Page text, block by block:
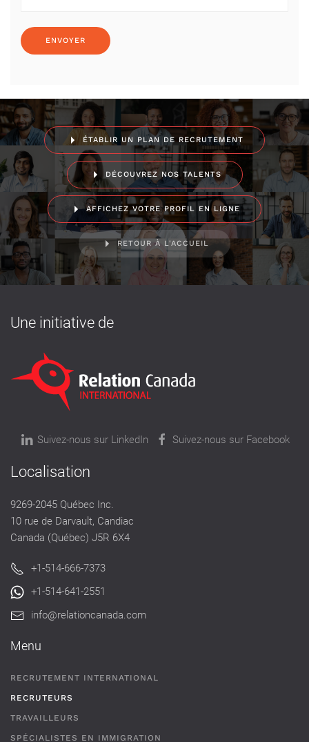
ÉTABLIR UN PLAN DE RECRUTEMENT
DÉCOUVREZ NOS TALENTS
AFFICHEZ VOTRE PROFIL EN LIGNE
RETOUR À L'ACCUEIL
Une initiative de
Suivez-nous sur LinkedIn Suivez-nous sur Facebook
Localisation
9269-2045 Québec Inc.
10 rue de Darvault, Candiac
Canada (Québec) J5R 6X4
+1-514-666-7373
+1-514-641-2551
info@relationcanada.com
Menu
RECRUTEMENT INTERNATIONAL
RECRUTEURS
TRAVAILLEURS
SPÉCIALISTES EN IMMIGRATION